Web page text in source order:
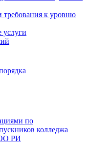
требования к уровню
услуги
по
колледжа
РИ